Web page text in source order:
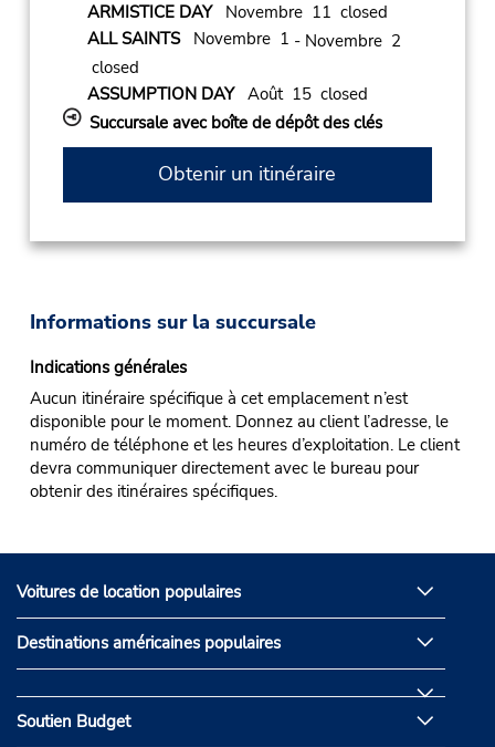
ARMISTICE DAYNovembre 11 closed
ALL SAINTSNovembre 1 - Novembre 2
closed
ASSUMPTION DAYAoût 15 closed
Succursale avec boîte de dépôt des clés
Obtenir un itinéraire
Informations sur la succursale
Indications générales
Aucun itinéraire spécifique à cet emplacement n’est
disponible pour le moment. Donnez au client l’adresse, le
numéro de téléphone et les heures d’exploitation. Le client
devra communiquer directement avec le bureau pour
obtenir des itinéraires spécifiques.
Voitures de location populaires
Destinations américaines populaires
Soutien Budget